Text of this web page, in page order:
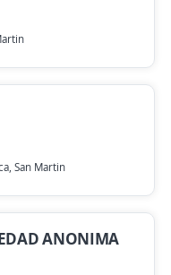
San Martin
ANONIMA